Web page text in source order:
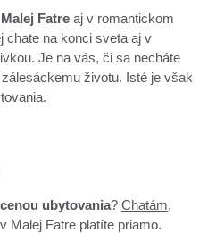
Fatre aj v romantickom
chate na konci sveta aj v
Je na vás, či sa necháte
životu. Isté je však
ubytovania? Chatám,
Malej Fatre platíte priamo.